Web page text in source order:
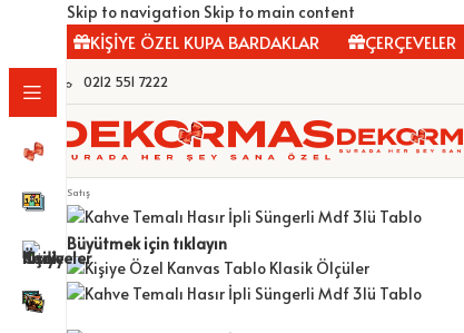
Skip to navigation Skip to main content
KİŞİYE ÖZEL KUPA BARDAKLAR ÇERÇEVELER
0212 551 7222
Satış
Büyütmek için tıklayın